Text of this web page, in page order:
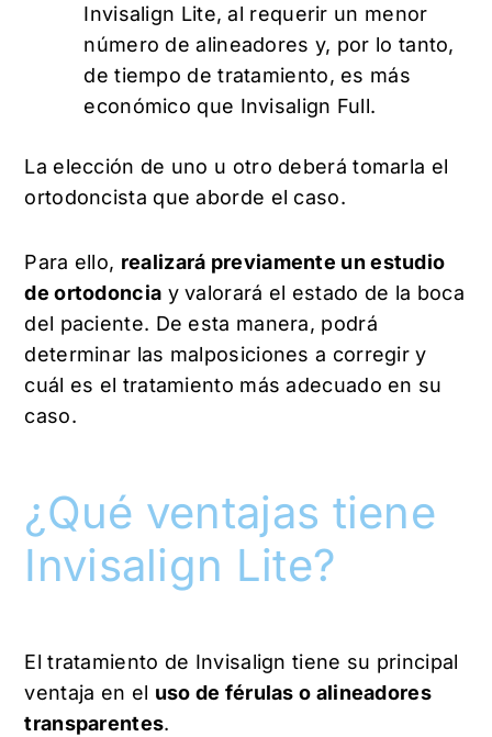
Invisalign Lite, al requerir un menor
número de alineadores y, por lo tanto,
de tiempo de tratamiento, es más
económico que Invisalign Full.
La elección de uno u otro deberá tomarla el
ortodoncista que aborde el caso.
Para ello, realizará previamente un estudio
de ortodoncia y valorará el estado de la boca
del paciente. De esta manera, podrá
determinar las malposiciones a corregir y
cuál es el tratamiento más adecuado en su
caso.
¿Qué ventajas tiene
Invisalign Lite?
El tratamiento de Invisalign tiene su principal
ventaja en el uso de férulas o alineadores
transparentes.